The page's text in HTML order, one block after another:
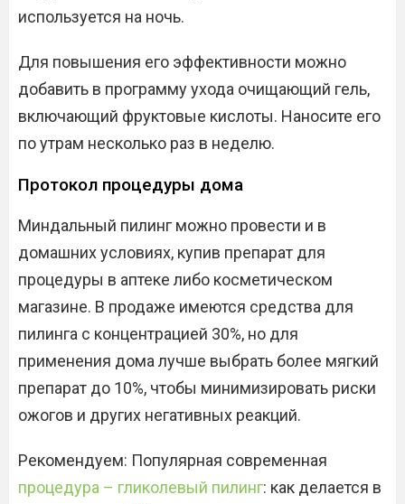
используется на ночь.
Для повышения его эффективности можно
добавить в программу ухода очищающий гель,
включающий фруктовые кислоты. Наносите его
по утрам несколько раз в неделю.
Протокол процедуры дома
Миндальный пилинг можно провести и в
домашних условиях, купив препарат для
процедуры в аптеке либо косметическом
магазине. В продаже имеются средства для
пилинга с концентрацией 30%, но для
применения дома лучше выбрать более мягкий
препарат до 10%, чтобы минимизировать риски
ожогов и других негативных реакций.
Рекомендуем: Популярная современная
процедура – гликолевый пилинг: как делается в